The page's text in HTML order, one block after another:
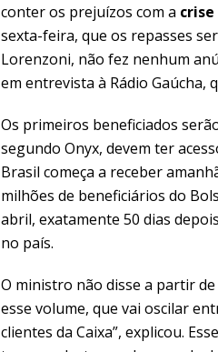
conter os prejuízos com a
sexta-feira, que os repasses
Lorenzoni, não fez nenhum
em entrevista à Rádio Gaúcha,
Os primeiros beneficiados
segundo Onyx, devem ter
Brasil começa a receber
milhões de beneficiários do
abril, exatamente 50 dias
no país.
O ministro não disse a partir
esse volume, que vai oscilar
clientes da Caixa”, explicou.